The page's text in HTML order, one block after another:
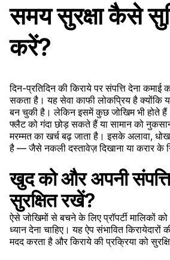
समय सुरक्षा कैसे
करें?
दिन-प्रतिदिन की किराये पर संपत्ति देना कमाई
सकता है। यह सेवा काफी लोकप्रिय है क्योंकि
बन चुकी है। लेकिन इसमें कुछ जोखिम भी होते
फ्लैट को गंदा छोड़ सकते हैं या सामान को
मरम्मत का खर्च बढ़ जाता है। इसके अलावा,
है — जैसे नकली दस्तावेज़ दिखाना या करार के
खुद को और अपनी
सुरक्षित रखें?
ऐसे जोखिमों से बचने के लिए प्रॉपर्टी मालिकों
ध्यान देना चाहिए। यह ऐप संभावित
मदद करता है और किराये की प्रक्रिया को